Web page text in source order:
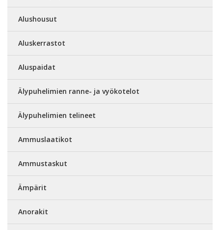
Alushousut
Aluskerrastot
Aluspaidat
Älypuhelimien ranne- ja vyökotelot
Älypuhelimien telineet
Ammuslaatikot
Ammustaskut
Ämpärit
Anorakit